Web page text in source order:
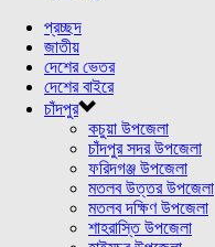
প্রচ্ছদ
জাতীয়
দেশের ভেতর
দেশের বাইরে
চাঁদপুর
কচুয়া উপজেলা
চাঁদপুর সদর উপজেলা
ফরিদগঞ্জ উপজেলা
মতলব উত্তর উপজেলা
মতলব দক্ষিণ উপজেলা
শাহরাস্তি উপজেলা